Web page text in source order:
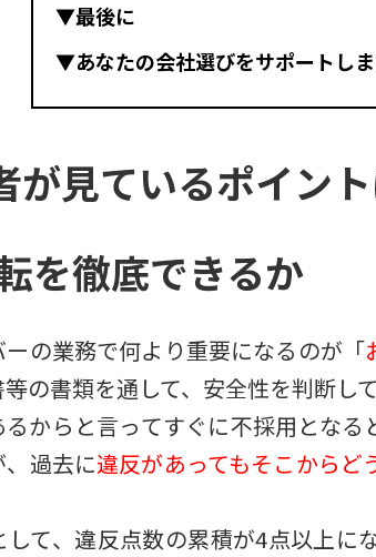
▼最後に
▼あなたの会社選びをサポートしま
が見ているポイン
を徹底できるか
の業務で何より重要になるのが「
の書類を通して、安全性を判断して
からと言ってすぐに不採用とな
過去に違反があってもそこからど
て、違反点数の累積が4点以上